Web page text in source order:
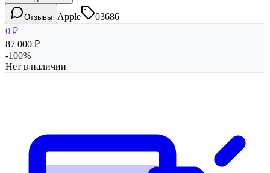
Отзывы Apple
03686
0 ₽
87 000 ₽
-100%
Нет в наличии